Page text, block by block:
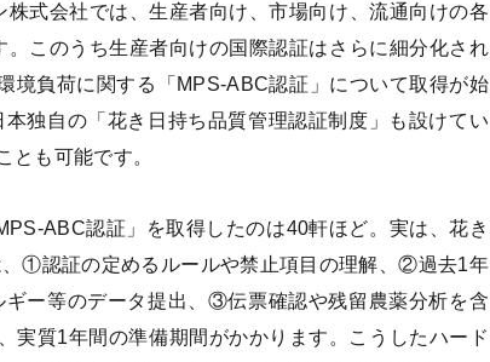
式会社では、生産者向け、市場向け、流通向けの各
このうち生産者向けの国際認証はさらに細分化され
境負荷に関する「MPS-ABC認証」について取得が始
独自の「花き日持ち品質管理認証制度」も設けてい
とも可能です。
ABC認証」を取得したのは40軒ほど。実は、花き
①認証の定めるルールや禁止項目の理解、②過去1年
ギー等のデータ提出、③伝票確認や残留農薬分析を含
実質1年間の準備期間がかかります。こうしたハード